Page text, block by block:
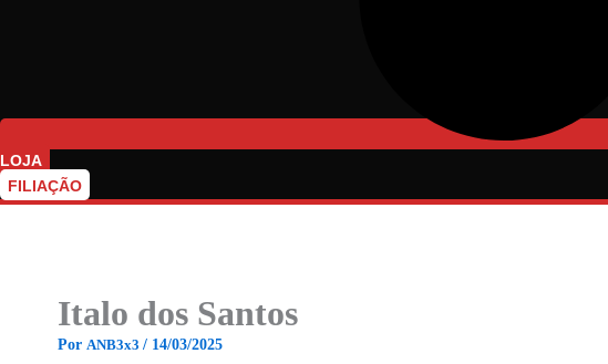
LOJA
FILIAÇÃO
Italo dos Santos
Por ANB3x3 / 14/03/2025